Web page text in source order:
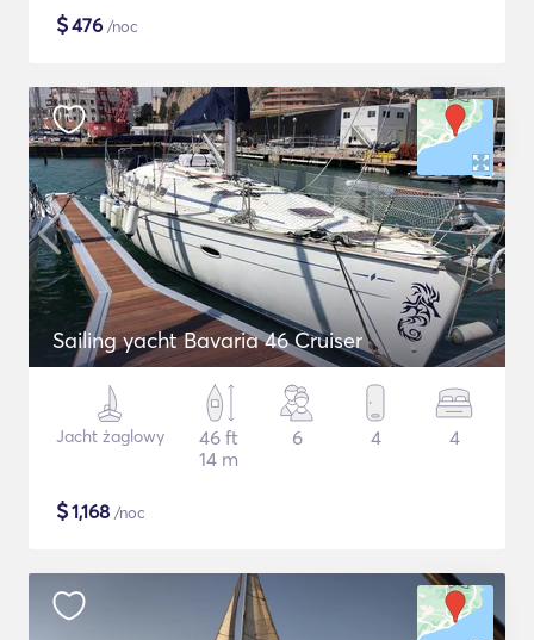
$476 /noc
Sailing yacht Bavaria 46 Cruiser
Jacht żaglowy
46 ft
14 m
6 4 4
$1,168 /noc